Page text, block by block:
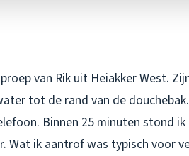
van Rik uit Heiakker West.
tot de rand van de
Binnen 25 minuten stond
Wat ik aantrof was typisch voor